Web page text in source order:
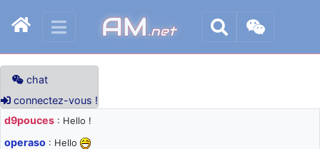
AM.net
chat
connectez-vous !
d9pouces : Hello !
operaso : Hello